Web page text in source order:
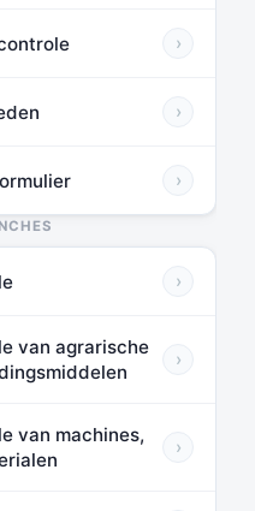
›
›
›
›
van agrarische
›
van machines,
›